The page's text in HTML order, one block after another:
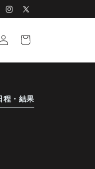
Instagram
X
グ
ー
程・結果